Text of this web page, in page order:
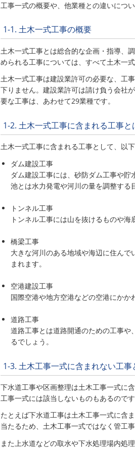
工事一式の概要や、他業種との違いにつ
1-1. 土木一式工事の概要
土木一式工事とは総合的な企画・指導、
められる工事については、すべて土木一
土木一式工事は建設業許可の必要な、工
下りません。建設業許可は請け負う会社
要な工事は、あわせて29業種です。
1-2. 土木一式工事に含まれる工事と
土木一式工事に含まれる工事として、以
ダム建設工事
ダム建設工事には、砂防ダム工事や
池とは水力発電や河川の量を調整する
トンネル工事
トンネル工事には山を抜けるものや
橋梁工事
大きな河川のある地域や海辺に住ん
まれます。
空港建設工事
国際空港や地方空港などの空港にか
道路工事
道路工事とは道路開通のための工事
るでしょう。
1-3. 土木工事一式に含まれない工事
下水道工事や区画整理は土木工事一式に
工事一式には該当しないものもあるので
たとえば下水道工事は土木工事一式に含
当たるため、土木工事一式ではなく管工
また上水道などの取水や下水処理場内処